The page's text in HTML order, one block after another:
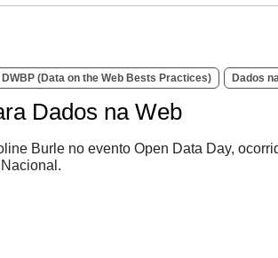
DWBP (Data on the Web Bests Practices) Dados
Dados na Web
Burle no evento Open Data Day,